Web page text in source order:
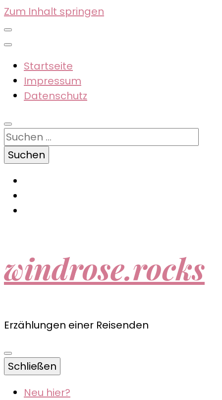
Zum Inhalt springen
Startseite
Impressum
Datenschutz
Suchen
nach:
windrose.rocks
Erzählungen einer Reisenden
Schließen
Neu hier?